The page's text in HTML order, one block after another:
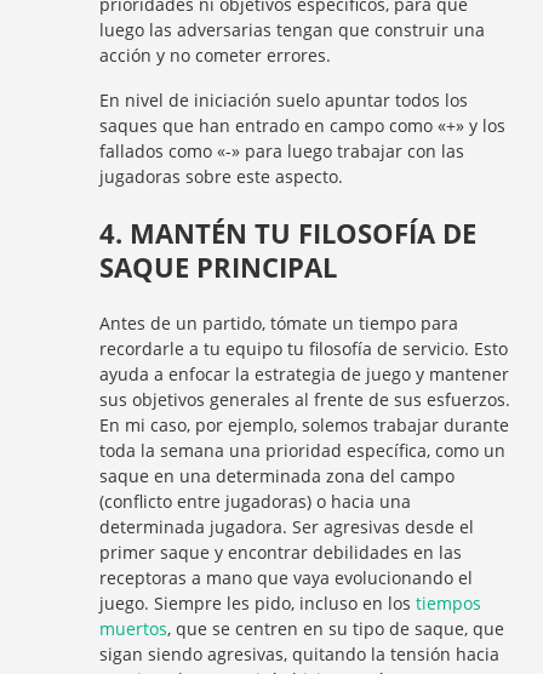
luego las adversarias tengan que construir una
acción y no cometer errores.
En nivel de iniciación suelo apuntar todos los
saques que han entrado en campo como «+» y los
fallados como «-» para luego trabajar con las
jugadoras sobre este aspecto.
4. MANTÉN TU FILOSOFÍA DE
SAQUE PRINCIPAL
Antes de un partido, tómate un tiempo para
recordarle a tu equipo tu filosofía de servicio. Esto
ayuda a enfocar la estrategia de juego y mantener
sus objetivos generales al frente de sus esfuerzos.
En mi caso, por ejemplo, solemos trabajar durante
toda la semana una prioridad específica, como un
saque en una determinada zona del campo
(conflicto entre jugadoras) o hacia una
determinada jugadora. Ser agresivas desde el
primer saque y encontrar debilidades en las
receptoras a mano que vaya evolucionando el
juego. Siempre les pido, incluso en lostiempos
muertos, que se centren en su tipo de saque, que
sigan siendo agresivas, quitando la tensión hacia